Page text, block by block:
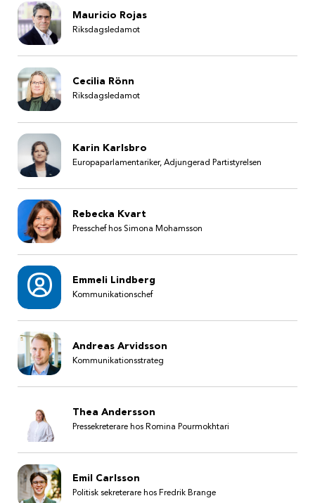
Mauricio Rojas
Riksdagsledamot
Cecilia Rönn
Riksdagsledamot
Karin Karlsbro
Europaparlamentariker, Adjungerad Partistyrelsen
Rebecka Kvart
Presschef hos Simona Mohamsson
Emmeli Lindberg
Kommunikationschef
Andreas Arvidsson
Kommunikationsstrateg
Thea Andersson
Pressekreterare hos Romina Pourmokhtari
Emil Carlsson
Politisk sekreterare hos Fredrik Brange